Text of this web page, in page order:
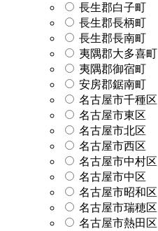
長生郡白子町
長生郡長柄町
長生郡長南町
夷隅郡大多喜町
夷隅郡御宿町
安房郡鋸南町
名古屋市千種区
名古屋市東区
名古屋市北区
名古屋市西区
名古屋市中村区
名古屋市中区
名古屋市昭和区
名古屋市瑞穂区
名古屋市熱田区